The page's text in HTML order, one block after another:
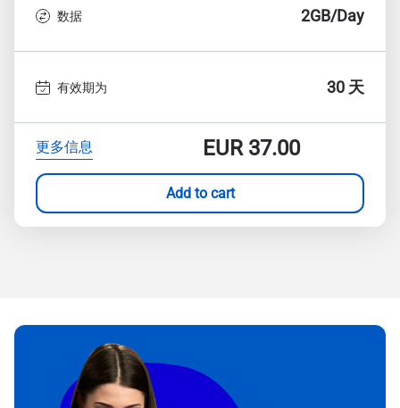
数据 2GB/Day
有效期为 30 天
更多信息 EUR37.00
Add to cart